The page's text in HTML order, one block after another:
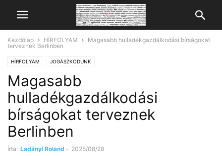
Kezdőlap HÍRFOLYAM
Magasabb hulladékgazdálkodási bírságokat
terveznek Berlinben
HÍRFOLYAM JOGÁSZKODUNK
Magasabb
hulladékgazdálkodási
bírságokat terveznek
Berlinben
Írta: Ladányi Roland - 2025/08/28